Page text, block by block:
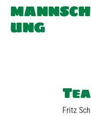
UNG
Fritz